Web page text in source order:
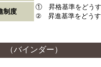
制度
① 昇格基準をどう
② 昇進基準をどう
（バインダー）